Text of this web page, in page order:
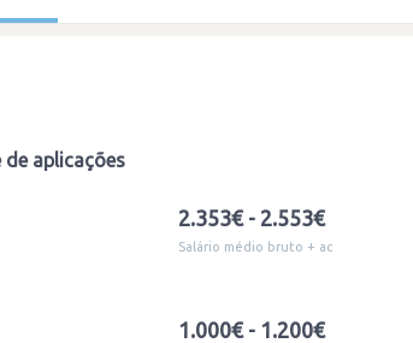
aplicações
2.353€ - 2.553€
Salário médio bruto + ac
1.000€ - 1.200€